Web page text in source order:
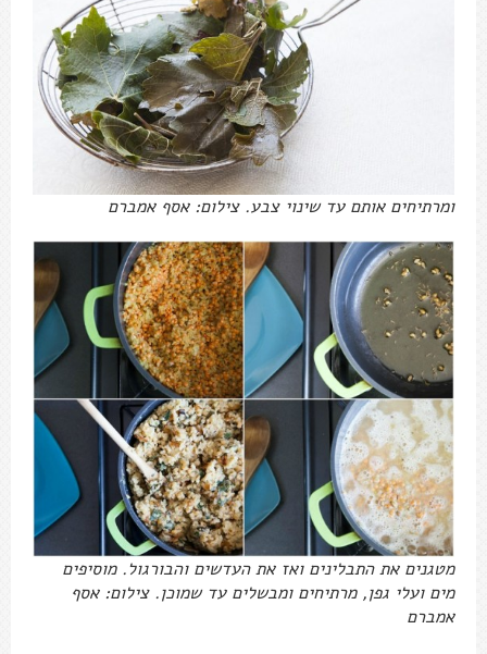
ומרתיחים אותם עד שינוי צבע. צילום: אסף אמברם
מטגנים את התבלינים ואז את העדשים והבורגול. מוסיפים
מים ועלי גפן, מרתיחים ומבשלים עד שמוכן. צילום: אסף
אמברם